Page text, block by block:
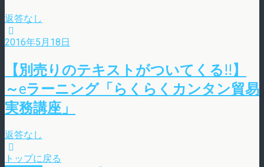
返答なし
2016年5月18日
【別売りのテキストがついてくる!!】
～eラーニング「らくらくカンタン貿易
実務講座」
返答なし
トップに戻る